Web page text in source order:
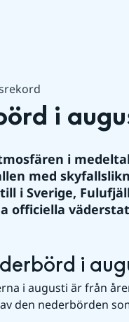
i
i
med
i Sverige,
officiella
i
i augusti är från
den nederbörden